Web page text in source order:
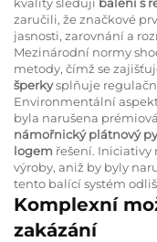
zaručili, že značkové
jasnosti, zarovnání a
Mezinárodní normy
metody, čímž se
šperkysplňuje
Environmentální
byla narušena
námořnický plátnový
logem řešení. Iniciativy
výroby, aniž by byly
tento balící systém
Komplexní
zakázání